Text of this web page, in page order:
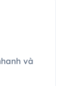
và